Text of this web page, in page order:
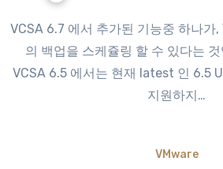
VCSA 6.7 에서 추가된 기능중 하나가, VAMI 를 통하여 VCSA
의 백업을 스케쥴링 할 수 있다는
VCSA 6.5 에서는 현재 latest 인 6.5
지원하지…
VMware